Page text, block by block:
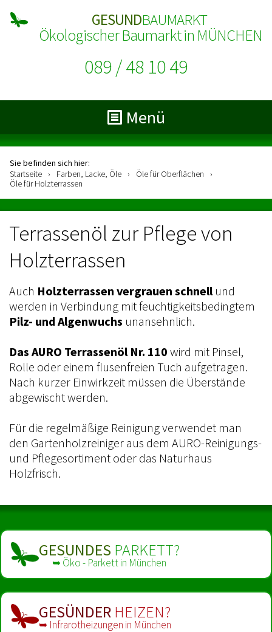
GESUNDBAUMARKT
Ökologischer Baumarkt in MÜNCHEN
089 / 48 10 49
Menü
Sie befinden sich hier:
Startseite
› Farben, Lacke, Öle › Öle für Oberflächen
›
Öle für Holzterrassen
Terrassenöl zur Pflege von
Holzterrassen
Auch Holzterrassen vergrauen schnellund
werden in Verbindung mit feuchtigkeitsbedingtem
Pilz- und Algenwuchs unansehnlich.
Das AURO Terrassenöl Nr. 110 wird mit Pinsel,
Rolle oder einem flusenfreien Tuch aufgetragen.
Nach kurzer Einwirkzeit müssen die Überstände
abgewischt werden.
Für die regelmäßige Reinigung verwendet man
den Gartenholzreiniger aus dem AURO-Reinigungs-
und Pflegesortiment oder das Naturhaus
Holzfrisch.
GESUNDES PARKETT?
➥ Öko - Parkett in München
GESÜNDER HEIZEN?
➥ Infrarot­heizungen in München